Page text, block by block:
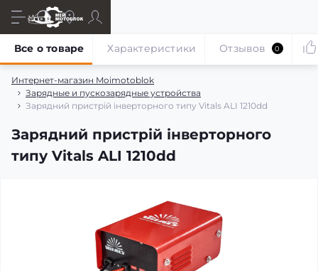
Интернет-магазин Moimotoblok
Зарядные и пускозарядные устройства
Зарядний пристрій інверторного типу Vitals ALI 1210dd
Зарядний пристрій інверторного
типу Vitals ALI 1210dd
Все о товаре Характеристики Отзывов 0